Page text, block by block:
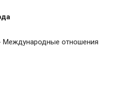
Международные отношения